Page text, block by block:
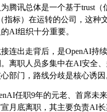
腾讯总体是一个基于trust（
指标）在运转的公司，这种
AI组织十分重要。
连出走背后，是OpenAI持
离职人员多集中在AI安全、
部门，路线分歧是核心诱因
任职9年的元老、首席未
宣月底离职，其主要负责AI